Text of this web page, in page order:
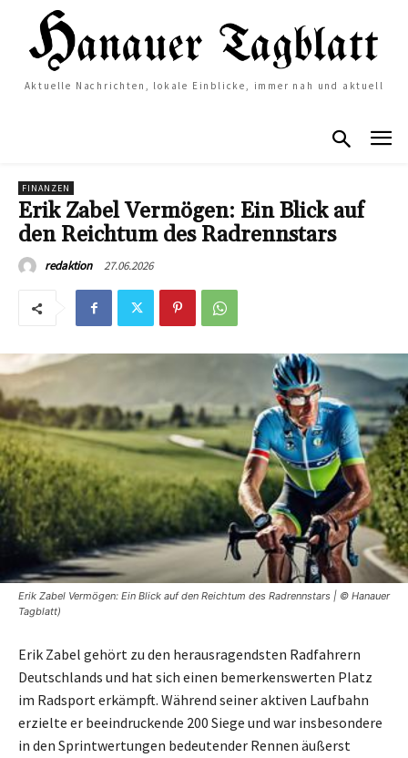
Aktuelle Nachrichten, lokale Einblicke, immer nah und aktuell
FINANZEN
Erik Zabel Vermögen: Ein Blick auf
den Reichtum des Radrennstars
redaktion 27.06.2026
Erik Zabel Vermögen: Ein Blick auf den Reichtum des Radrennstars | © Hanauer
Tagblatt)
Erik Zabel gehört zu den herausragendsten Radfahrern
Deutschlands und hat sich einen bemerkenswerten Platz
im Radsport erkämpft. Während seiner aktiven Laufbahn
erzielte er beeindruckende 200 Siege und war insbesondere
in den Sprintwertungen bedeutender Rennen äußerst